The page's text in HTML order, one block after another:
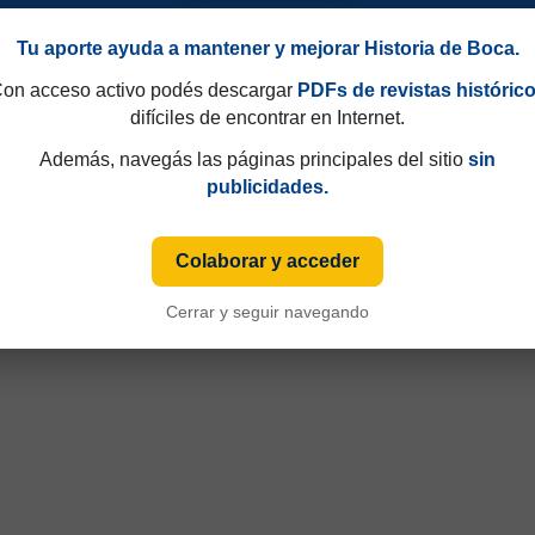
y que hasta 1997 eran consecutivos, no fijos. Esa información aparecía sólo
numeración fija desde sus primeras ediciones y, cuando ese dato está
Tu aporte ayuda a mantener y mejorar Historia de Boca.
acceso activo podés descargar PDFs de revistas
difíciles de encontrar en Internet.
Además, navegás las páginas principales del sitio sin
publicidades.
Colaborar y acceder
Cerrar y seguir navegando